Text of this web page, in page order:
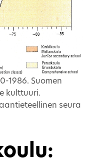
1986. Suomen
kulttuuri.
seura